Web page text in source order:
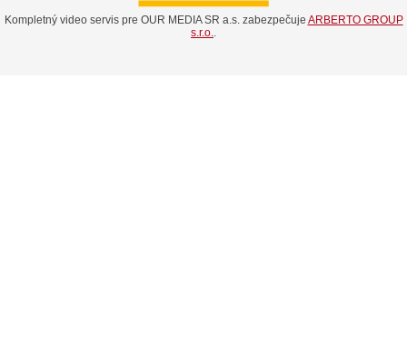
Kompletný video servis pre OUR MEDIA SR a.s. zabezpečuje ARBERTO GROUP
s.r.o.